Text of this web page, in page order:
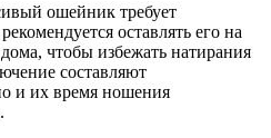
ошейник требует
оставлять его на
чтобы избежать натирания
составляют
и их время ношения